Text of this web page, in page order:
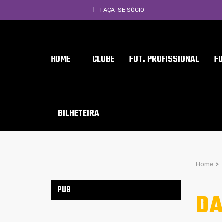
FAÇA-SE SÓCIO
HOME CLUBE FUT. PROFISSIONAL
BILHETEIRA
Home >
PUB